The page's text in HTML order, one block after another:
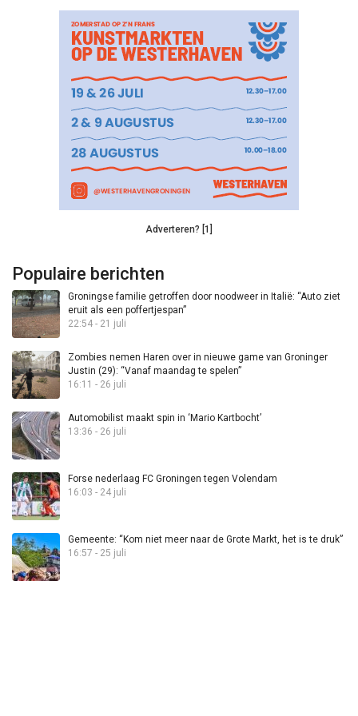
Adverteren? [1]
Populaire berichten
Groningse familie getroffen door noodweer in Italië: “Auto ziet
eruit als een poffertjespan”
22:54 - 21 juli
Zombies nemen Haren over in nieuwe game van Groninger
Justin (29): “Vanaf maandag te spelen”
16:11 - 26 juli
Automobilist maakt spin in ‘Mario Kartbocht’
13:36 - 26 juli
Forse nederlaag FC Groningen tegen Volendam
16:03 - 24 juli
Gemeente: “Kom niet meer naar de Grote Markt, het is te druk”
16:57 - 25 juli